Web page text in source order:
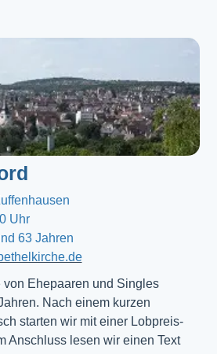
Uhr
63 Jahren
Ehepaaren und Singles
Nach einem kurzen
starten wir mit einer Lobpreis-
Anschluss lesen wir einen Text